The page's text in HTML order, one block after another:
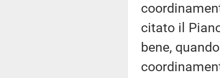
citato il
bene,